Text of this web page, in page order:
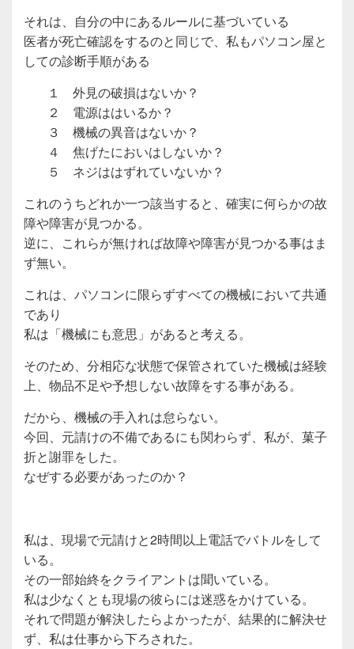
それは、自分の中にあるルールに基づいている
医者が死亡確認をするのと同じで、私もパソコン屋と
しての診断手順がある
１ 外見の破損はないか？
２ 電源ははいるか？
３ 機械の異音はないか？
４ 焦げたにおいはしないか？
５ ネジははずれていないか？
これのうちどれか一つ該当すると、確実に何らかの故
障や障害が見つかる。
逆に、これらが無ければ故障や障害が見つかる事はま
ず無い。
これは、パソコンに限らずすべての機械において共通
であり
私は「機械にも意思」があると考える。
そのため、分相応な状態で保管されていた機械は経験
上、物品不足や予想しない故障をする事がある。
だから、機械の手入れは怠らない。
今回、元請けの不備であるにも関わらず、私が、菓子
折と謝罪をした。
なぜする必要があったのか？
私は、現場で元請けと2時間以上電話でバトルをして
いる。
その一部始終をクライアントは聞いている。
私は少なくとも現場の彼らには迷惑をかけている。
それで問題が解決したらよかったが、結果的に解決せ
ず、私は仕事から下ろされた。